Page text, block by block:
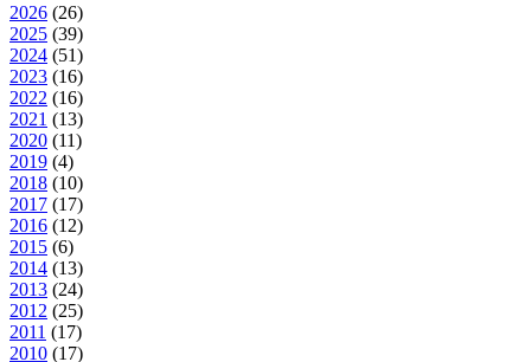
2026 (26)
2025 (39)
2024 (51)
2023 (16)
2022 (16)
2021 (13)
2020 (11)
2019 (4)
2018 (10)
2017 (17)
2016 (12)
2015 (6)
2014 (13)
2013 (24)
2012 (25)
2011 (17)
2010 (17)